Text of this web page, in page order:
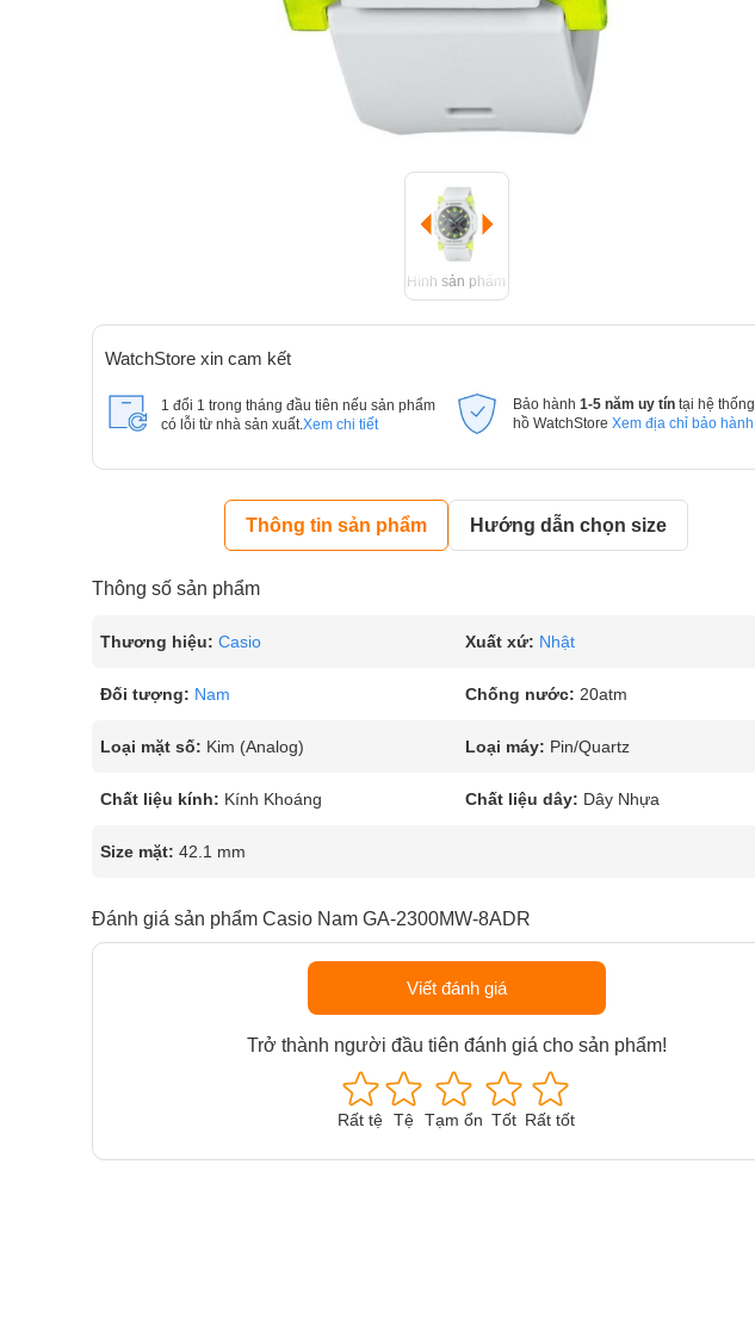
Hình sản phẩm
WatchStore xin cam kết
1 đổi 1 trong tháng đầu tiên nếu sản phẩm
có lỗi từ nhà sản xuất. Xem chi tiết
Bảo hành 1-5 năm uy tín tại hệ
hồ WatchStore Xem địa chỉ bảo hành
Thông tin sản phẩm Hướng dẫn chọn size
Thông số sản phẩm
Thương hiệu: Casio Xuất xứ: Nhật
Đối tượng: Nam Chống nước: 20atm
Loại mặt số: Kim (Analog) Loại máy: Pin/Quartz
Chất liệu kính: Kính Khoáng Chất liệu dây: Dây Nhựa
Size mặt: 42.1 mm
Đánh giá sản phẩm Casio Nam GA-2300MW-8ADR
Viết đánh giá
Trở thành người đầu tiên đánh giá cho sản phẩm!
Rất tệ Tệ Tạm ổn Tốt Rất tốt